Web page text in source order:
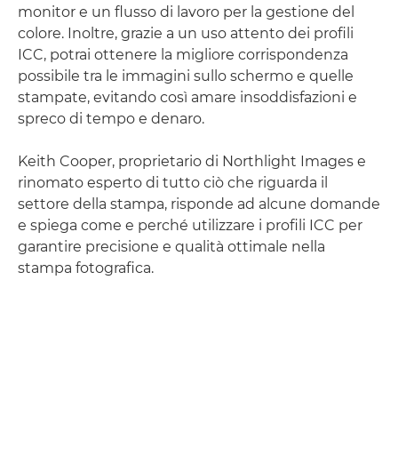
monitor e un flusso di lavoro per la gestione del
colore. Inoltre, grazie a un uso attento dei profili
ICC, potrai ottenere la migliore corrispondenza
possibile tra le immagini sullo schermo e quelle
stampate, evitando così amare insoddisfazioni e
spreco di tempo e denaro.
Keith Cooper, proprietario di Northlight Images e
rinomato esperto di tutto ciò che riguarda il
settore della stampa, risponde ad alcune domande
e spiega come e perché utilizzare i profili ICC per
garantire precisione e qualità ottimale nella
stampa fotografica.